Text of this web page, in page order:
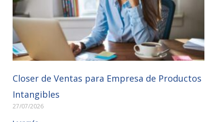
Closer de Ventas para Empresa de Productos
Intangibles
27/07/2026